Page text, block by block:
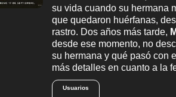
su vida cuando su hermana
que quedaron huérfanas,
rastro. Dos años más tarde,
desde ese momento, no
su hermana y qué pasó con
más detalles en cuanto a la
Usuarios